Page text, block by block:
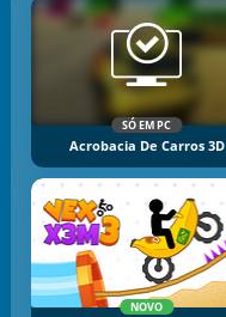
SÓ EM PC
Acrobacia De Carros 3D
NOVO